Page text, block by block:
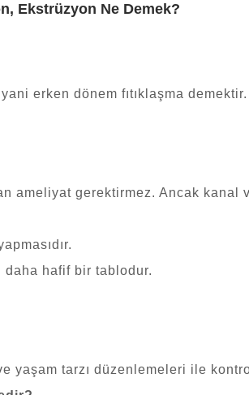
Ekstrüzyon Ne Demek?
erken dönem fıtıklaşma demektir.
ameliyat gerektirmez. Ancak kanal
daha hafif bir tablodur.
yaşam tarzı düzenlemeleri ile